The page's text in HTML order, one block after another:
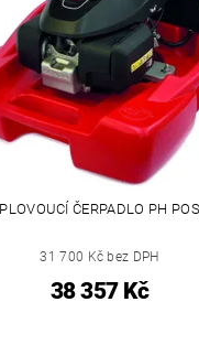
ČERPADLO PH
31 700 Kč bez DPH
38 357 Kč